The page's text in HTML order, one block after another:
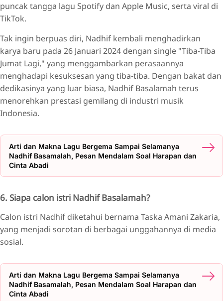
puncak tangga lagu Spotify dan Apple Music, serta viral di
TikTok.
Tak ingin berpuas diri, Nadhif kembali menghadirkan
karya baru pada 26 Januari 2024 dengan single "Tiba-Tiba
Jumat Lagi," yang menggambarkan perasaannya
menghadapi kesuksesan yang tiba-tiba. Dengan bakat dan
dedikasinya yang luar biasa, Nadhif Basalamah terus
menorehkan prestasi gemilang di industri musik
Indonesia.
Arti dan Makna Lagu Bergema Sampai Selamanya
Nadhif Basamalah, Pesan Mendalam Soal Harapan dan
Cinta Abadi
6. Siapa calon istri Nadhif Basalamah?
Calon istri Nadhif diketahui bernama Taska Amani Zakaria,
yang menjadi sorotan di berbagai unggahannya di media
sosial.
Arti dan Makna Lagu Bergema Sampai Selamanya
Nadhif Basamalah, Pesan Mendalam Soal Harapan dan
Cinta Abadi